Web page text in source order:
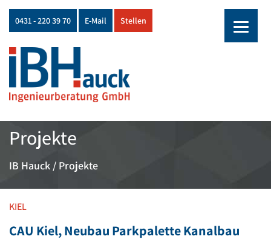
0431 - 220 39 70 E-Mail Stellen
Projekte
IB Hauck / Projekte
KIEL
CAU Kiel, Neubau Parkpalette Kanalbau